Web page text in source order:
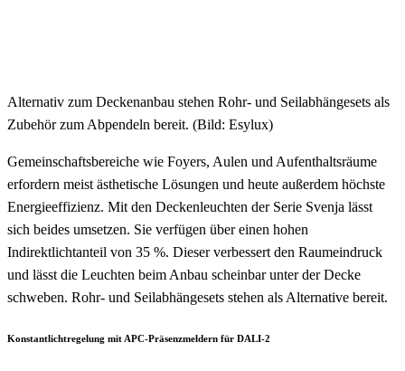
Alternativ zum Deckenanbau stehen Rohr- und Seilabhängesets als
Zubehör zum Abpendeln bereit. (Bild: Esylux)
Gemeinschaftsbereiche wie Foyers, Aulen und Aufenthaltsräume
erfordern meist ästhetische Lösungen und heute außerdem höchste
Energieeffizienz. Mit den Deckenleuchten der Serie Svenja lässt
sich beides umsetzen. Sie verfügen über einen hohen
Indirektlichtanteil von 35 %. Dieser verbessert den Raumeindruck
und lässt die Leuchten beim Anbau scheinbar unter der Decke
schweben. Rohr- und Seilabhängesets stehen als Alternative bereit.
Konstantlichtregelung mit APC-Präsenzmeldern für DALI-2